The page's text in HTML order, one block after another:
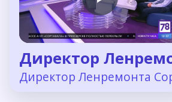
Директор
Директор Ленремонта